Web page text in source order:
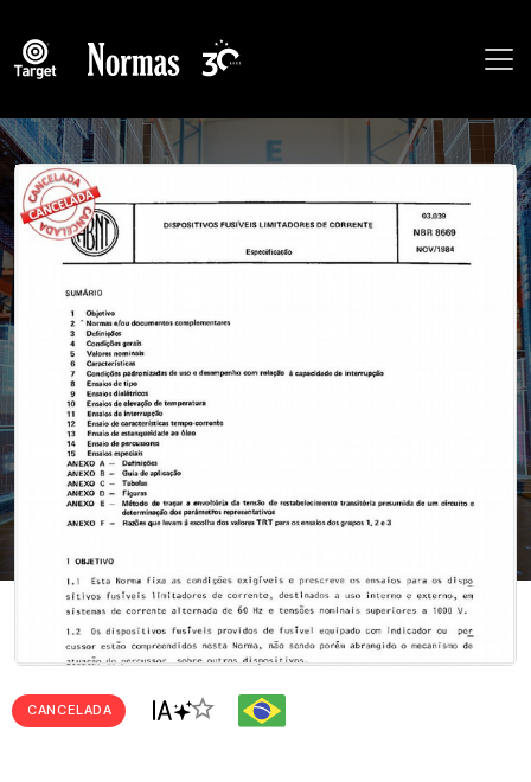
CANCELADA star_border